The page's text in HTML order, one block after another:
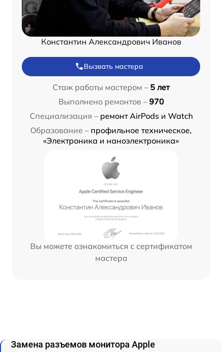
Константин Александрович Иванов
Вызвать мастера
Стаж работы мастером – 5 лет
Выполнено ремонтов – 970
Специализация – ремонт AirPods и Watch
Образование – профильное техническое,
«Электроника и наноэлектроника»
Вы можете ознакомиться с сертификатом
мастера
Замена разъемов монитора Apple